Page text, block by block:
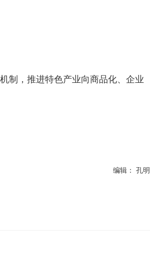
制，推进特色产业向商品化、企业
编辑： 孔明